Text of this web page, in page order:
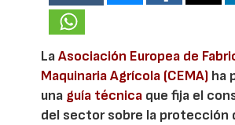
LaAsociación Europea de
Maquinaria Agrícola (CEMA) ha
una guía técnica que fija el
del sector sobre la protección